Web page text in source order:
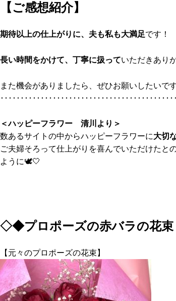
【ご感想紹介】
期待以上の仕上がりに、夫も私も大満足です！
長い時間をかけて、丁寧に扱っていただきあり
また機会がありましたら、ぜひお願いしたいで
････････････････････････････････････････････
＜ハッピーフラワー 清川より＞
数あるサイトの中からハッピーフラワーに大切
ご夫婦そろって仕上がりを喜んでいただけたと
ように🕊️🤍
◇◆プロポーズの赤バラの花束
【元々のプロポーズの花束】